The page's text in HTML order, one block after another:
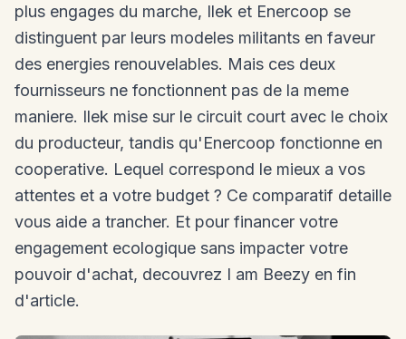
plus engages du marche, Ilek et Enercoop se
distinguent par leurs modeles militants en faveur
des energies renouvelables. Mais ces deux
fournisseurs ne fonctionnent pas de la meme
maniere. Ilek mise sur le circuit court avec le choix
du producteur, tandis qu'Enercoop fonctionne en
cooperative. Lequel correspond le mieux a vos
attentes et a votre budget ? Ce comparatif detaille
vous aide a trancher. Et pour financer votre
engagement ecologique sans impacter votre
pouvoir d'achat, decouvrez I am Beezy en fin
d'article.